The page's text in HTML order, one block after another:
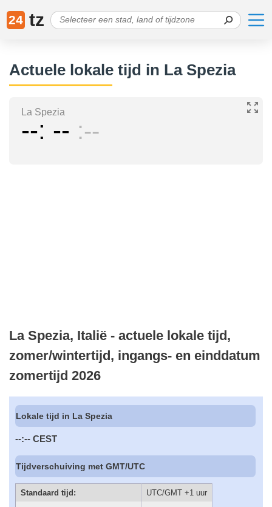
24 tz
Actuele lokale tijd in La Spezia
La Spezia
-- -- --
La Spezia, Italië - actuele lokale tijd,
zomer/wintertijd, ingangs- en einddatum
zomertijd 2026
Lokale tijd in La Spezia
--:-- CEST
Tijdverschuiving met GMT/UTC
Standaard tijd:
UTC/GMT +1 uur